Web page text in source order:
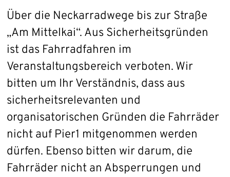
Über die Neckarradwege bis zur Straße
„Am Mittelkai“. Aus Sicherheitsgründen
ist das Fahrradfahren im
Veranstaltungsbereich verboten. Wir
bitten um Ihr Verständnis, dass aus
sicherheitsrelevanten und
organisatorischen Gründen die Fahrräder
nicht auf Pier1 mitgenommen werden
dürfen. Ebenso bitten wir darum, die
Fahrräder nicht an Absperrungen und